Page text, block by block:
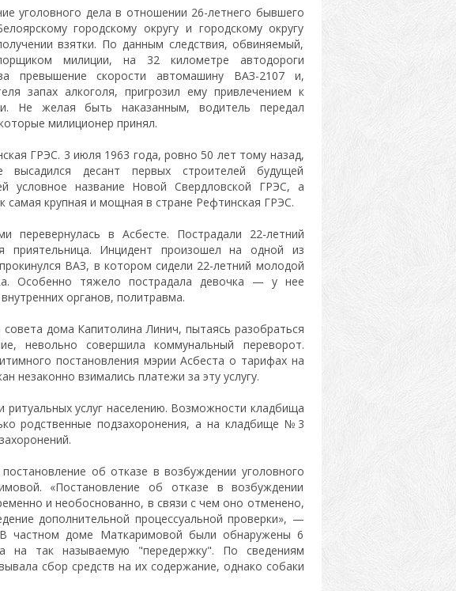
уголовного дела в отношении 26-летнего бывшего
городскому округу и городскому округу
взятки. По данным следствия, обвиняемый,
милиции, на 32 километре автодороги
превышение скорости автомашину ВАЗ-2107 и,
запах алкоголя, пригрозил ему привлечением к
Не желая быть наказанным, водитель передал
милиционер принял.
ГРЭС. 3 июля 1963 года, ровно 50 лет тому назад,
десант первых строителей будущей
условное название Новой Свердловской ГРЭС, а
самая крупная и мощная в стране Рефтинская ГРЭС.
перевернулась в Асбесте. Пострадали 22-летний
приятельница. Инцидент произошел на одной из
ВАЗ, в котором сидели 22-летний молодой
Особенно тяжело пострадала девочка — у нее
органов, политравма.
дома Капитолина Линич, пытаясь разобраться
невольно совершила коммунальный переворот.
постановления мэрии Асбеста о тарифах на
незаконно взимались платежи за эту услугу.
ритуальных услуг населению. Возможности кладбища
родственные подзахоронения, а на кладбище №3
об отказе в возбуждении уголовного
«Постановление об отказе в возбуждении
и необоснованно, в связи с чем оно отменено,
дополнительной процессуальной проверки», —
В частном доме Маткаримовой были обнаружены 6
на так называемую "передержку". По сведениям
сбор средств на их содержание, однако собаки